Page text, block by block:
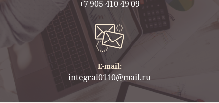
+7 905 410 49 09
E-mail:
integral0110@mail.ru